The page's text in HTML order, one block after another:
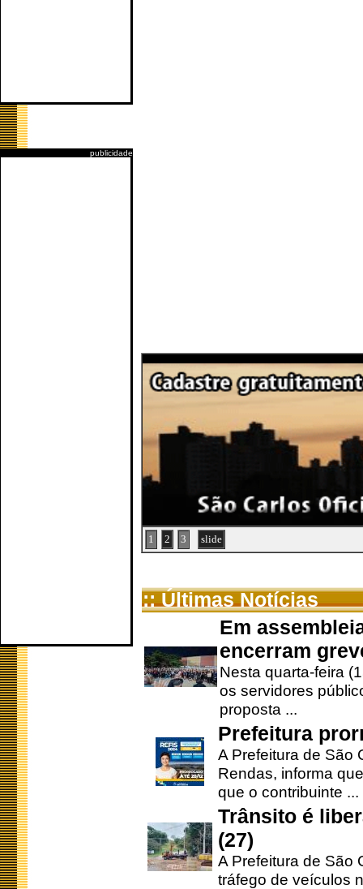
publicidade
1 2 3 slide
:: Últimas Notícias
Em
encerram
Nesta quarta-feira
os servidores
proposta ...
Prefeitura
A Prefeitura de São
Rendas, informa
que o contribuinte ...
Trânsito é
(27)
A Prefeitura de São
tráfego de veículos